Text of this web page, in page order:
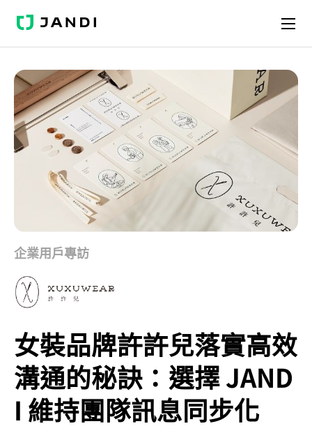
J
N
I
企業用戶專訪
女裝品牌許許兒落實高效
溝通的秘訣：選擇 JAND
I 維持團隊訊息同步化